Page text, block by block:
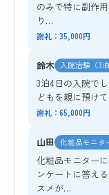
のみで特に副作
り…
謝礼：35,000円
鈴木 入院治験（3泊
3泊4日の入院で
どもを親に預け
謝礼：65,000円
山田 化粧品モニタ
化粧品モニター
ンケートに答え
スメが…